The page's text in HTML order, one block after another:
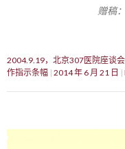
赠稿：
2004.9.19，北京307医院座谈
作指示条幅 2014 年 6 月 21 日